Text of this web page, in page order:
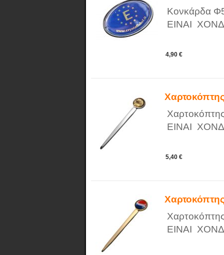
Κονκάρδα
ΕΙΝΑΙ
4,90 €
ΕΙΝΑΙ
5,40 €
ΕΙΝΑΙ